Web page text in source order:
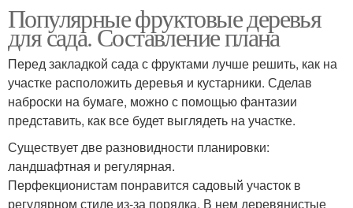
Популярные фруктовые деревья
для сада. Составление плана
Перед закладкой сада с фруктами лучше решить, как на
участке расположить деревья и кустарники. Сделав
наброски на бумаге, можно с помощью фантазии
представить, как все будет выглядеть на участке.
Существует две разновидности планировки:
ландшафтная и регулярная.
Перфекционистам понравится садовый участок в
регулярном стиле из-за порядка. В нем деревянистые